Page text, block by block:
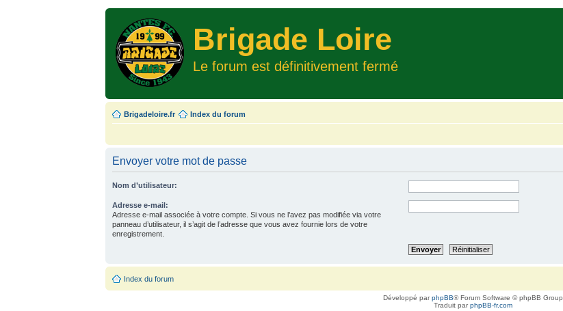
Brigade Loire
Le forum est définitivement fermé
Brigadeloire.fr Index du forum
Envoyer votre mot de passe
Nom d’utilisateur:
Adresse e-mail:
Adresse e-mail associée à votre compte. Si vous ne l’avez pas modifiée via votre
panneau d’utilisateur, il s’agit de l’adresse que vous avez fournie lors de votre
enregistrement.
Index du forum
Développé parphpBB® Forum Software © phpBB Group
Traduit parphpBB-fr.com